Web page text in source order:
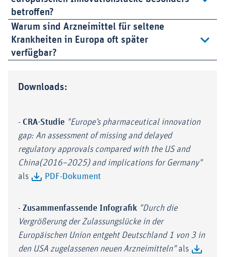
betroffen?
Warum sind Arzneimittel für seltene
Krankheiten in Europa oft später
verfügbar?
Downloads:
- CRA-Studie "Europe’s pharmaceutical innovation
gap: An assessment of missing and delayed
regulatory approvals compared with the US and
China(2016–2025) and implications for Germany"
als
PDF-Dokument
- Zusammenfassende Infografik "Durch die
Vergrößerung der Zulassungslücke in der
Europäischen Union entgeht Deutschland 1 von 3 in
den USA zugelassenen neuen Arzneimitteln"als